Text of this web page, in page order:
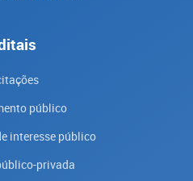
público
interesse público
privada